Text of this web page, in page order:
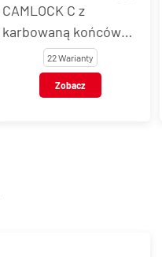
CAMLOCK C z
karbowaną końcówką
do węża, mosiądz
22 Warianty
Zobacz